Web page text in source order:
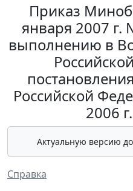
Приказ
января 2007
выполнению в
Российской
2006
Актуальную версию
Справка